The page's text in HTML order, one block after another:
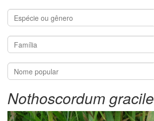
Nothoscordum gracile